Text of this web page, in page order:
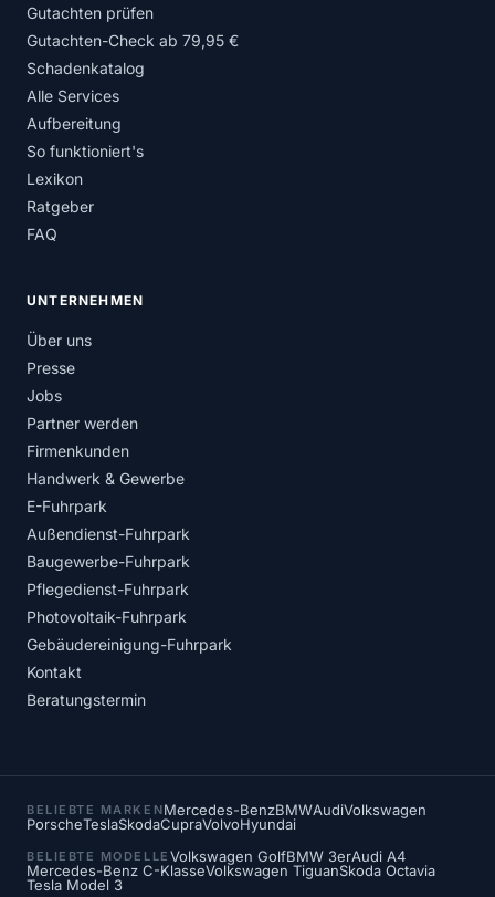
Gutachten prüfen
Gutachten-Check ab 79,95 €
Schadenkatalog
Alle Services
Aufbereitung
So funktioniert's
Lexikon
Ratgeber
FAQ
UNTERNEHMEN
Über uns
Presse
Jobs
Partner werden
Firmenkunden
Handwerk & Gewerbe
E-Fuhrpark
Außendienst-Fuhrpark
Baugewerbe-Fuhrpark
Pflegedienst-Fuhrpark
Photovoltaik-Fuhrpark
Gebäudereinigung-Fuhrpark
Kontakt
Beratungstermin
BELIEBTE MARKENMercedes-BenzBMWAudiVolkswagen
PorscheTeslaSkodaCupraVolvoHyundai
BELIEBTE MODELLE Volkswagen GolfBMW 3erAudi A4
Mercedes-Benz C-KlasseVolkswagen TiguanSkoda Octavia
Tesla Model 3